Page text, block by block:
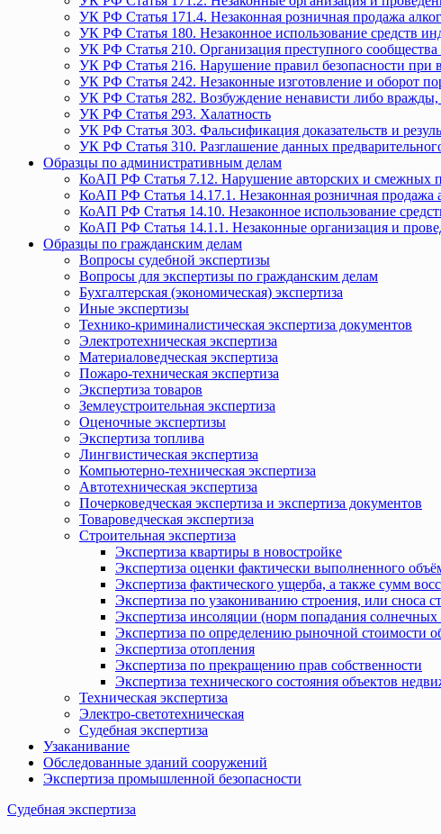
УК РФ Статья 171.4. Незаконная розничная продажа
УК РФ Статья 180. Незаконное использование средств
УК РФ Статья 210. Организация преступного
УК РФ Статья 216. Нарушение правил безопасности при
УК РФ Статья 242. Незаконные изготовление и оборот
УК РФ Статья 282. Возбуждение ненависти либо вражды,
УК РФ Статья 293. Халатность
УК РФ Статья 303. Фальсификация доказательств и
УК РФ Статья 310. Разглашение данных
Образцы по административным делам
КоАП РФ Статья 7.12. Нарушение авторских и смежных
КоАП РФ Статья 14.17.1. Незаконная розничная
КоАП РФ Статья 14.10. Незаконное использование
КоАП РФ Статья 14.1.1. Незаконные организация и
Образцы по гражданским делам
Вопросы судебной экспертизы
Вопросы для экспертизы по гражданским делам
Бухгалтерская (экономическая) экспертиза
Иные экспертизы
Технико-криминалистическая экспертиза документов
Электротехническая экспертиза
Материаловедческая экспертиза
Пожаро-техническая экспертиза
Экспертиза товаров
Землеустроительная экспертиза
Оценочные экспертизы
Экспертиза топлива
Лингвистическая экспертиза
Компьютерно-техническая экспертиза
Автотехническая экспертиза
Почерковедческая экспертиза и экспертиза документов
Товароведческая экспертиза
Строительная экспертиза
Экспертиза квартиры в новостройке
Экспертиза оценки фактически выполненного
Экспертиза фактического ущерба, а также сумм
Экспертиза по узакониванию строения, или сноса
Экспертиза инсоляции (норм попадания солнечных
Экспертиза по определению рыночной стоимости
Экспертиза отопления
Экспертиза по прекращению прав собственности
Экспертиза технического состояния объектов
Техническая экспертиза
Электро-светотехническая
Судебная экспертиза
Узаканивание
Обследованные зданий сооружений
Экспертиза промышленной безопасности
Судебная экспертиза